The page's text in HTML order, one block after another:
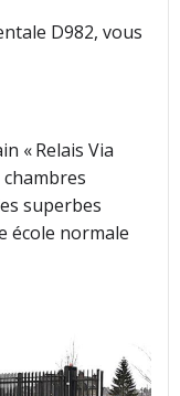
D982, vous
« Relais Via
chambres
superbes
école normale